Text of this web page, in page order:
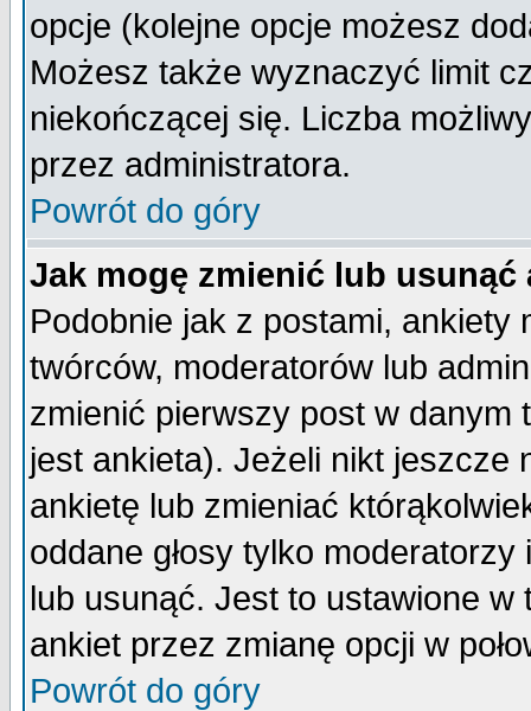
opcje (kolejne opcje możesz
Możesz także wyznaczyć limit
niekończącej się. Liczba
przez administratora.
Powrót do góry
Jak mogę zmienić lub usunąć
Podobnie jak z postami,
twórców, moderatorów lub
zmienić pierwszy post w
jest ankieta). Jeżeli nikt jeszcze
ankietę lub zmieniać
oddane głosy tylko
lub usunąć. Jest to ustawione w
ankiet przez zmianę opcji w
Powrót do góry